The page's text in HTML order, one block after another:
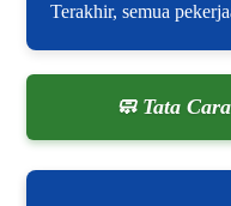
Terakhir, semua
🧼 Tata